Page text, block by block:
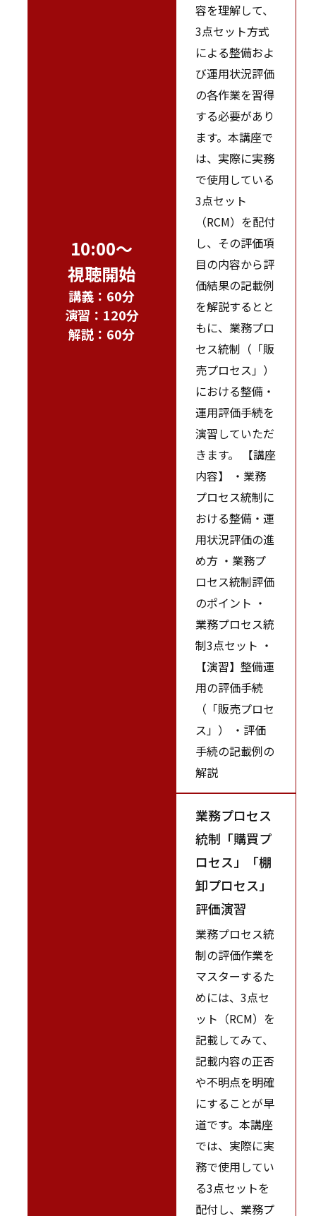
10:00～
視聴開始
講義：60分
演習：120分
解説：60分
容を理解して、
3点セット方式
による整備およ
び運用状況評価
の各作業を習得
する必要があり
ます。本講座で
は、実際に実務
で使用している
3点セット
（RCM）を配付
し、その評価項
目の内容から評
価結果の記載例
を解説するとと
もに、業務プロ
セス統制（「販
売プロセス」）
における整備・
運用評価手続を
演習していただ
きます。 【講座
内容】 ・業務
プロセス統制に
おける整備・運
用状況評価の進
め方 ・業務プ
ロセス統制評価
のポイント ・
業務プロセス統
制3点セット ・
【演習】整備運
用の評価手続
（「販売プロセ
ス」） ・評価
手続の記載例の
解説
業務プロセス
統制「購買プ
ロセス」「棚
卸プロセス」
評価演習
業務プロセス統
制の評価作業を
マスターするた
めには、3点セ
ット（RCM）を
記載してみて、
記載内容の正否
や不明点を明確
にすることが早
道です。本講座
では、実際に実
務で使用してい
る3点セットを
配付し、業務プ